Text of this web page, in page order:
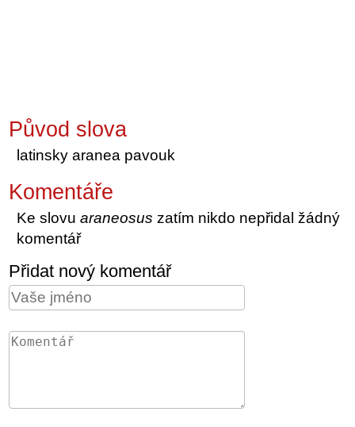
Původ slova
latinsky aranea pavouk
Komentáře
Ke slovuaraneosus zatím nikdo nepřidal žádný
komentář
Přidat nový komentář